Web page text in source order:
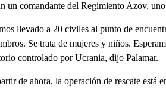
un comandante del Regimiento Azov,
llevado a 20 civiles al punto de
Se trata de mujeres y niños.
controlado por Ucrania, dijo Palamar.
de ahora, la operación de rescate está